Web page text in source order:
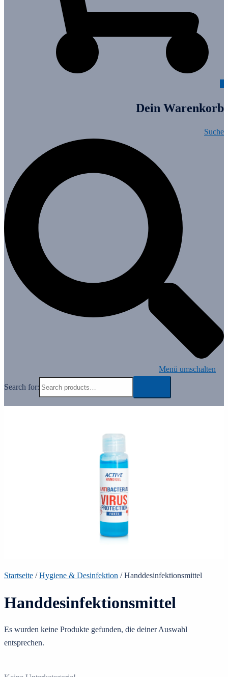
Dein Warenkorb
Suche
Menü umschalten
Search for:
Startseite /Hygiene & Desinfektion / Handdesinfektionsmittel
Handdesinfektionsmittel
Es wurden keine Produkte gefunden, die deiner Auswahl
entsprechen.